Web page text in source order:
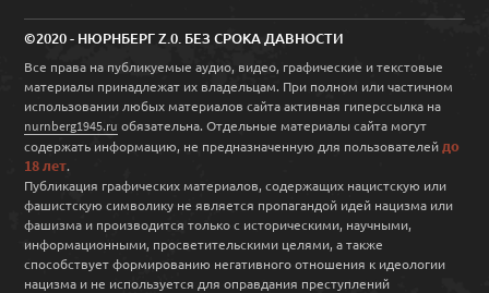
©2020 - НЮРНБЕРГ Z.0. БЕЗ СРОКА ДАВНОСТИ
Все права на публикуемые аудио, видео, графические и текстовые
материалы принадлежат их владельцам. При полном или частичном
использовании любых материалов сайта активная гиперссылка на
nurnberg1945.ru обязательна. Отдельные материалы сайта могут
содержать информацию, не предназначенную для пользователей до
18 лет.
Публикация графических материалов, содержащих нацистскую или
фашистскую символику не является пропагандой идей нацизма или
фашизма и производится только с историческими, научными,
информационными, просветительскими целями, а также
способствует формированию негативного отношения к идеологии
нацизма и не используется для оправдания преступлений